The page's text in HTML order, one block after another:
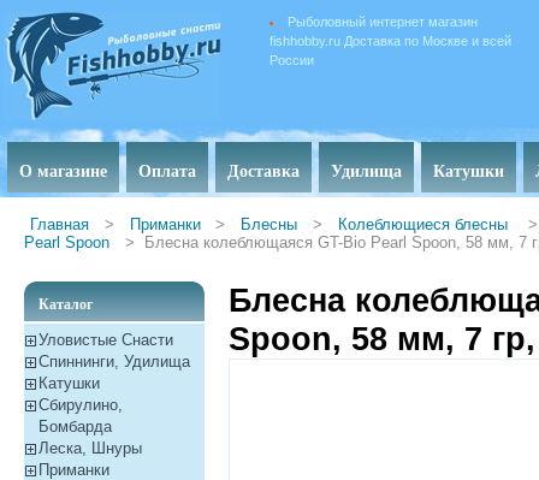
Рыболовный интернет магазин
fishhobby.ru Доставка по Москве и всей
России
О магазине Оплата Доставка Удилища Катушки
Главная > Приманки > Блесны > Колеблющиеся блесны
>
Pearl Spoon
> Блесна колеблющаяся GT-Bio Pearl Spoon, 58 мм, 7
Каталог
Уловистые Снасти
Спиннинги, Удилища
Катушки
Сбирулино,
Бомбарда
Леска, Шнуры
Приманки
Блесна
Spoon, 58 мм, 7